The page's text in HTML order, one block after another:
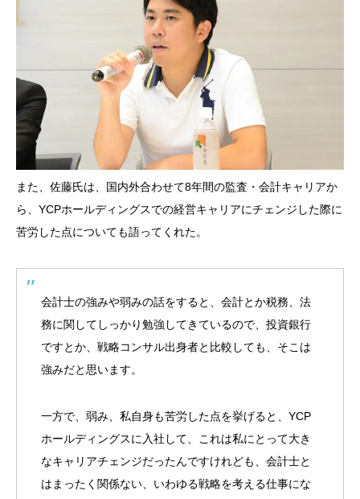
また、佐藤氏は、国内外合わせて8年間の監査・会計キャリアか
ら、YCPホールディングスでの経営キャリアにチェンジした際に
苦労した点についても語ってくれた。
会計士の強みや弱みの話をすると、会計とか税務、法
務に関してしっかり勉強してきているので、投資銀行
ですとか、戦略コンサル出身者と比較しても、そこは
強みだと思います。
一方で、弱み、私自身も苦労した点を挙げると、YCP
ホールディングスに入社して、これは私にとって大き
なキャリアチェンジだったんですけれども、会計士と
はまったく関係ない、いわゆる戦略を考える仕事にな